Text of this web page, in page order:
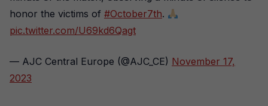
honor the victims of #October7th.
pic.twitter.com/U69kd6Qagt
— AJC Central Europe (@AJC_CE) November 17,
2023